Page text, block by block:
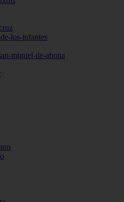
los-infantes
miguel-de-abona